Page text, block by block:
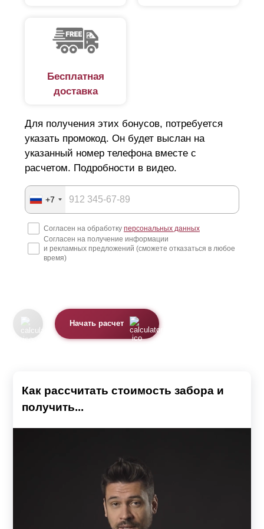
Бесплатная
доставка
Для получения этих бонусов, потребуется
указать промокод. Он будет выслан на
указанный номер телефона вместе с
расчетом. Подробности в видео.
+7
Согласен на обработку персональных данных
Согласен на получение информации
и рекламных предложений (сможете отказаться в любое
время)
Начать расчет
Как рассчитать стоимость забора и
получить...